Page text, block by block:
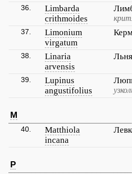
36.
Limbarda
crithmoides
37.
Limonium
virgatum
38.
Linaria
arvensis
39.
Lupinus
angustifolius
M
40.
Matthiola
incana
P